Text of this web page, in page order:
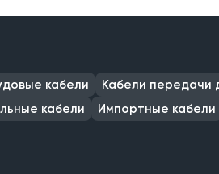
кабели
Кабели передачи
кабели Импортные кабели